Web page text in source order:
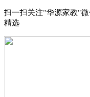
扫一扫关注"华源家教"
精选